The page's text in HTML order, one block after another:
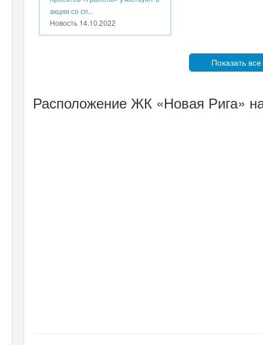
акции со сп...
Новость 14.10.2022
Показать
Расположение ЖК «Новая Рига»